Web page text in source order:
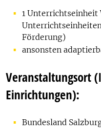
1 Unterrichtseinheit
Förderung)
ansonsten
Veranstaltungsort
Einrichtungen):
Bundesland